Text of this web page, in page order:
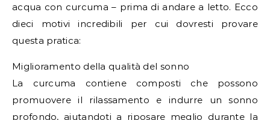
acqua con curcuma – prima di andare a letto. Ecco
dieci motivi incredibili per cui dovresti provare
questa pratica:
Miglioramento della qualità del sonno
La curcuma contiene composti che possono
promuovere il rilassamento e indurre un sonno
profondo, aiutandoti a riposare meglio durante la